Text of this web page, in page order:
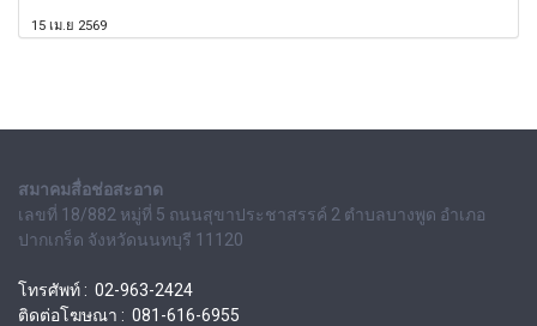
15 เม.ย 2569
สมาคมสื่อช่อสะอาด
เลขที่ 18/882 หมู่ที่ 5 ถนนสุขาประชาสรรค์ 2 ตำบลบางพูด อำเภอ
ปากเกร็ด จังหวัดนนทบุรี 11120
โทรศัพท์ : 02-963-2424
ติดต่อโฆษณา : 081-616-6955